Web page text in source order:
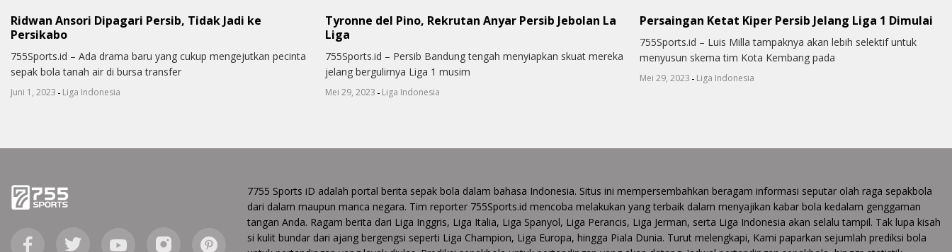
Ridwan Ansori Dipagari Persib, Tidak Jadi ke
Persikabo
755Sports.id – Ada drama baru yang cukup mengejutkan pecinta
sepak bola tanah air di bursa transfer
Juni 1, 2023 - Liga Indonesia
Tyronne del Pino, Rekrutan Anyar Persib Jebolan La
Liga
755Sports.id – Persib Bandung tengah menyiapkan skuat mereka
jelang bergulirnya Liga 1 musim
Mei 29, 2023 - Liga Indonesia
Persaingan Ketat Kiper Persib Jelang Liga 1 Dimulai
755Sports.id – Luis Milla tampaknya akan lebih selektif untuk
menyusun skema tim Kota Kembang pada
Mei 29, 2023 - Liga Indonesia
7755 Sports iD adalah portal berita sepak bola dalam bahasa Indonesia. Situs ini mempersembahkan beragam informasi seputar olah raga sepakbola
dari dalam maupun manca negara. Tim reporter 755Sports.id mencoba melakukan yang terbaik dalam menyajikan kabar bola kedalam genggaman
tangan Anda. Ragam berita dari Liga Inggris, Liga Italia, Liga Spanyol, Liga Perancis, Liga Jerman, serta Liga Indonesia akan selalu tampil. Tak lupa kisah
si kulit bundar dari ajang bergengsi seperti Liga Champion, Liga Europa, hingga Piala Dunia. Turut melengkapi, Kami paparkan sejumlah prediksi bola